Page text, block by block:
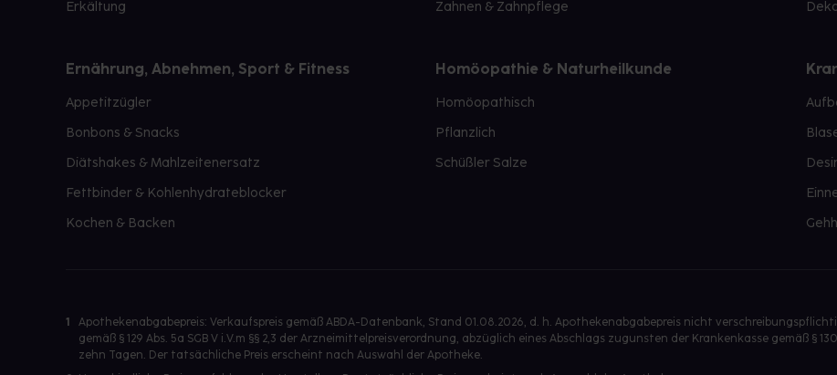
Erkältung
Zahnen & Zahnpflege
Ernährung, Abnehmen, Sport & Fitness
Appetitzügler
Bonbons & Snacks
Diätshakes & Mahlzeitenersatz
Fettbinder & Kohlenhydrateblocker
Kochen & Backen
Homöopathie & Naturheilkunde
Homöopathisch
Pflanzlich
Schüßler Salze
1
Apothekenabgabepreis: Verkaufspreis gemäß ABDA-Datenbank, Stand 01.08.2026, d. h. Apothekenabgabepreis nicht
gemäß § 129 Abs. 5a SGB V i.V.m §§ 2,3 der Arzneimittelpreisverordnung, abzüglich eines Abschlags zugunsten der Krankenkasse gemäß §
zehn Tagen. Der tatsächliche Preis erscheint nach Auswahl der Apotheke.